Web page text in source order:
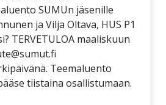
SUMUn jäsenille
ja Vilja Oltava, HUS P1
TERVETULOA maaliskuun
Teemaluento
tiistaina osallistumaan.